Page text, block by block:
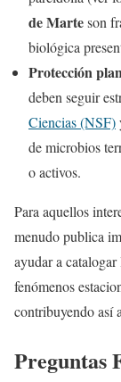
de Marteson
biológica
Protección
deben seguir
Ciencias (NSF)
de microbios
o activos.
Para aquellos
menudo publica
ayudar a
fenómenos
contribuyendo así
Preguntas